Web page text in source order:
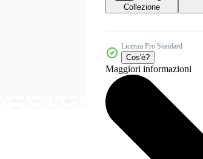
Collezione
Licenza Pro Standard
Cos'è?
Maggiori informazioni